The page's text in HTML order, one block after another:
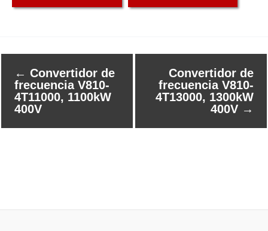
← Convertidor de
frecuencia V810-
4T11000, 1100kW
400V
Convertidor de
frecuencia V810-
4T13000, 1300kW
400V →